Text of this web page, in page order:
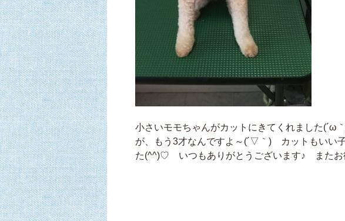
小さいモモちゃんがカットにきてくれました
が、もう3才なんですよ～(´▽｀) カットもいい
た(^^)♡ いつもありがとうございます♪ またお